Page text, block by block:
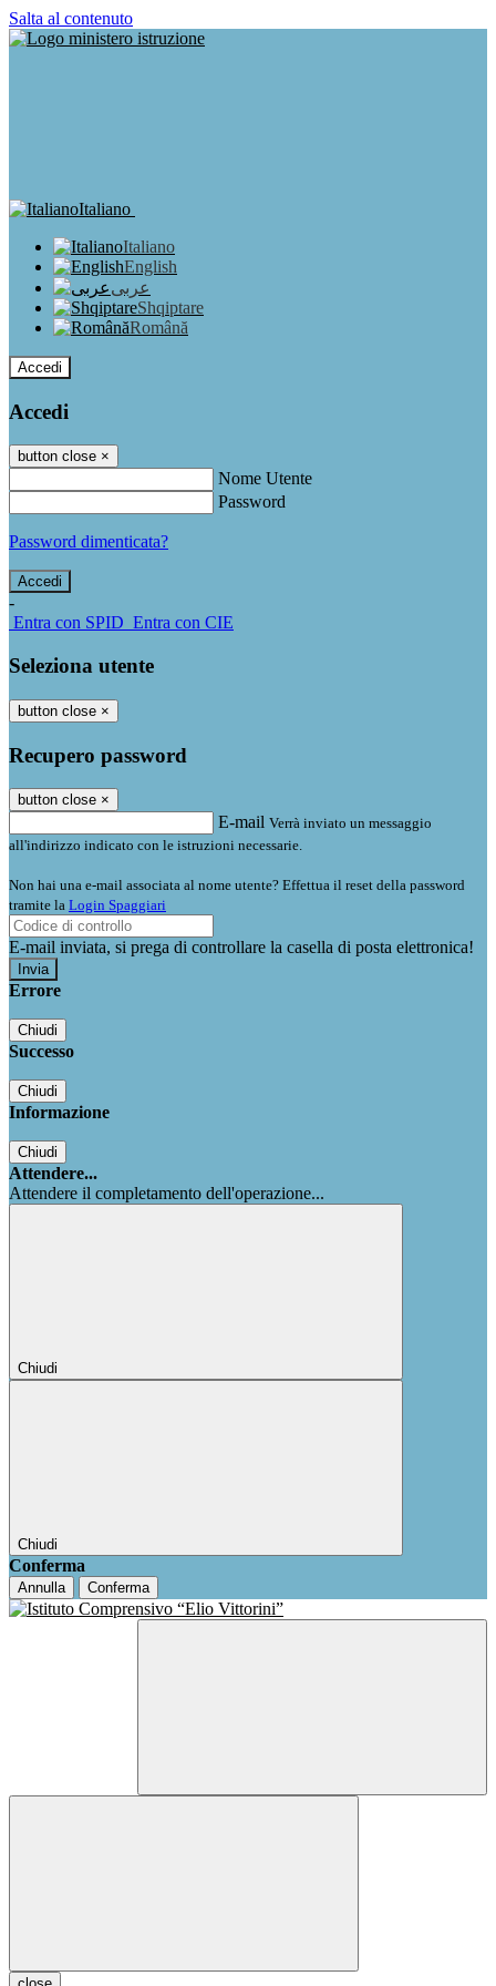
Salta al contenuto
Italiano
Italiano
English
عربى
Shqiptare
Română
Accedi
Accedi
button close ×
Nome Utente
Password
Password dimenticata?
-
Entra con SPID Entra con CIE
Seleziona utente
button close ×
Recupero password
button close ×
E-mail Verrà inviato un messaggio
all'indirizzo indicato con le istruzioni necessarie.
Non hai una e-mail associata al nome utente? Effettua il reset della password
tramite la Login Spaggiari
E-mail inviata, si prega di controllare la casella di posta elettronica!
Errore
Chiudi
Successo
Chiudi
Informazione
Chiudi
Attendere...
Attendere il completamento dell'operazione...
Chiudi
Chiudi
Conferma
Annulla Conferma